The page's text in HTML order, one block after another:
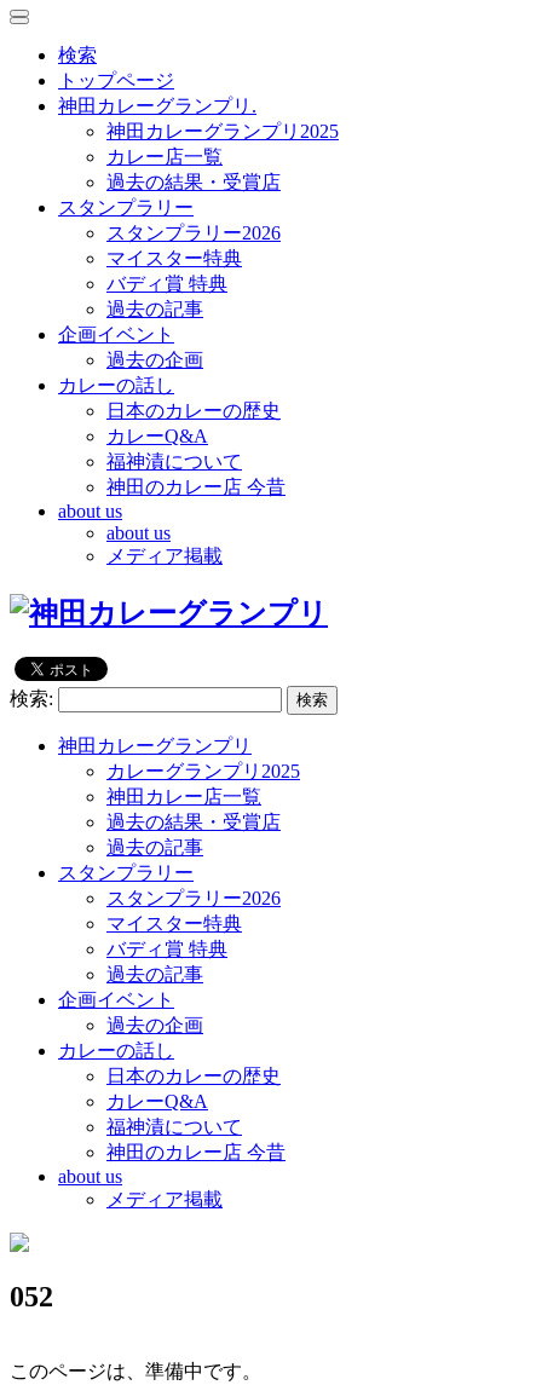
toggle
toggle
navigation
検索
トップページ
神田カレーグランプリ.
神田カレーグランプリ2025
カレー店一覧
過去の結果・受賞店
スタンプラリー
スタンプラリー2026
マイスター特典
バディ賞 特典
過去の記事
企画イベント
過去の企画
カレーの話し
日本のカレーの歴史
カレーQ&A
福神漬について
神田のカレー店 今昔
about us
about us
メディア掲載
検索:
神田カレーグランプリ
カレーグランプリ2025
神田カレー店一覧
過去の結果・受賞店
過去の記事
スタンプラリー
スタンプラリー2026
マイスター特典
バディ賞 特典
過去の記事
企画イベント
過去の企画
カレーの話し
日本のカレーの歴史
カレーQ&A
福神漬について
神田のカレー店 今昔
about us
メディア掲載
052
このページは、準備中です。